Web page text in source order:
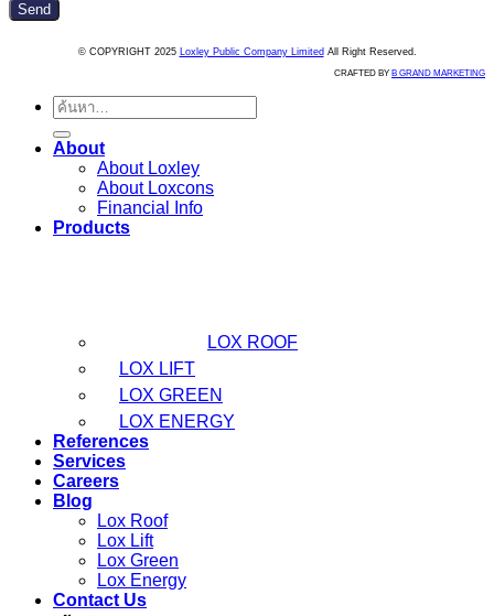
Send
© COPYRIGHT 2025 Loxley Public Company Limited All Right Reserved.
CRAFTED BY B GRAND MARKETING
ค้นหา:
About
About Loxley
About Loxcons
Financial Info
Products
LOX ROOF
LOX LIFT
LOX GREEN
LOX ENERGY
References
Services
Careers
Blog
Lox Roof
Lox Lift
Lox Green
Lox Energy
Contact Us